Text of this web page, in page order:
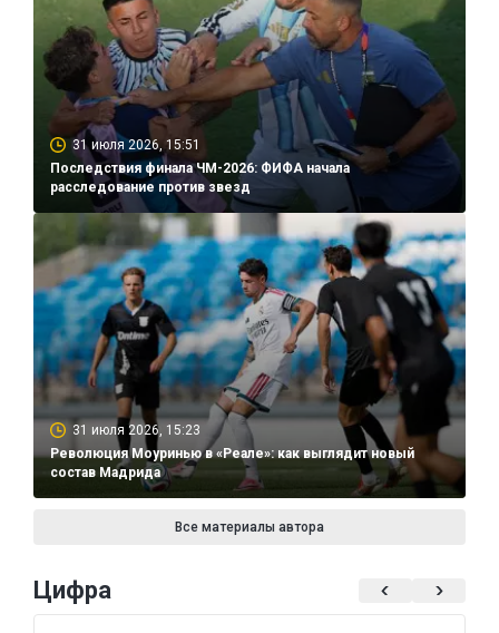
31 июля 2026, 15:51
Последствия финала ЧМ-2026: ФИФА начала
расследование против звезд
31 июля 2026, 15:23
Революция Моуринью в «Реале»: как выглядит новый
состав Мадрида
Все материалы автора
Цифра